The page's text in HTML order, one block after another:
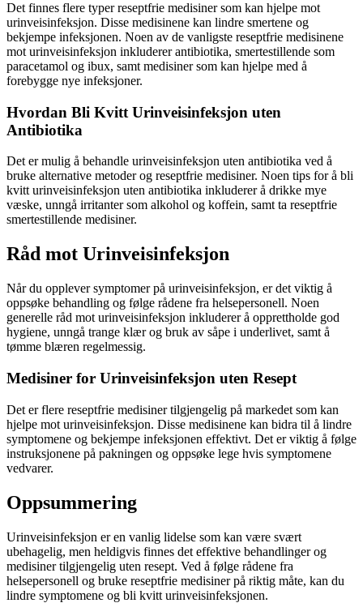
Det finnes flere typer reseptfrie medisiner som kan hjelpe mot
urinveisinfeksjon. Disse medisinene kan lindre smertene og
bekjempe infeksjonen. Noen av de vanligste reseptfrie medisinene
mot urinveisinfeksjon inkluderer antibiotika, smertestillende som
paracetamol og ibux, samt medisiner som kan hjelpe med å
forebygge nye infeksjoner.
Hvordan Bli Kvitt Urinveisinfeksjon uten
Antibiotika
Det er mulig å behandle urinveisinfeksjon uten antibiotika ved å
bruke alternative metoder og reseptfrie medisiner. Noen tips for å bli
kvitt urinveisinfeksjon uten antibiotika inkluderer å drikke mye
væske, unngå irritanter som alkohol og koffein, samt ta reseptfrie
smertestillende medisiner.
Råd mot Urinveisinfeksjon
Når du opplever symptomer på urinveisinfeksjon, er det viktig å
oppsøke behandling og følge rådene fra helsepersonell. Noen
generelle råd mot urinveisinfeksjon inkluderer å opprettholde god
hygiene, unngå trange klær og bruk av såpe i underlivet, samt å
tømme blæren regelmessig.
Medisiner for Urinveisinfeksjon uten Resept
Det er flere reseptfrie medisiner tilgjengelig på markedet som kan
hjelpe mot urinveisinfeksjon. Disse medisinene kan bidra til å lindre
symptomene og bekjempe infeksjonen effektivt. Det er viktig å følge
instruksjonene på pakningen og oppsøke lege hvis symptomene
vedvarer.
Oppsummering
Urinveisinfeksjon er en vanlig lidelse som kan være svært
ubehagelig, men heldigvis finnes det effektive behandlinger og
medisiner tilgjengelig uten resept. Ved å følge rådene fra
helsepersonell og bruke reseptfrie medisiner på riktig måte, kan du
lindre symptomene og bli kvitt urinveisinfeksjonen.